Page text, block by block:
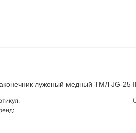
луженый медный ТМЛ JG-25